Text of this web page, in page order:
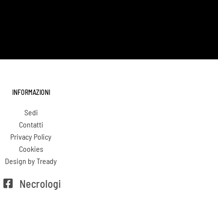
INFORMAZIONI
Sedi
Contatti
Privacy Policy
Cookies
Design by Tready
Necrologi